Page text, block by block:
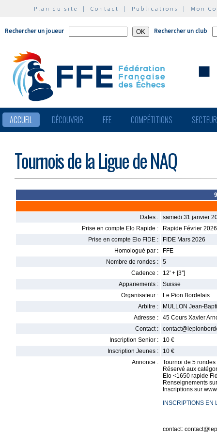
Plan du site | Contact | Publications | Mon
Rechercher un joueur Rechercher un club
ACCUEIL DÉCOUVRIR FFE COMPÉTITIONS
Tournois de la Ligue de NAQ
Dates :
samedi 31 janvier
Prise en compte Elo Rapide :
Rapide Février 2026
Prise en compte Elo FIDE :
FIDE Mars 2026
Homologué par :
FFE
Nombre de rondes :
5
Cadence :
12' + [3'']
Appariements :
Suisse
Organisateur :
Le Pion Bordelais
Arbitre :
MULLON Jean-
Adresse :
45 Cours Xavier
Contact :
Inscription Senior :
10 €
Inscription Jeunes :
10 €
Annonce :
Tournoi de 5 rondes
Réservé aux
Elo <1650 rapide
Renseignements
Inscriptions sur
INSCRIPTIONS EN
contact: